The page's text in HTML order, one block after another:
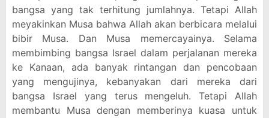
bangsa yang tak terhitung jumlahnya. Tetapi Allah
meyakinkan Musa bahwa Allah akan berbicara melalui
bibir Musa. Dan Musa memercayainya. Selama
membimbing bangsa Israel dalam perjalanan mereka
ke Kanaan, ada banyak rintangan dan pencobaan
yang mengujinya, kebanyakan dari mereka dari
bangsa Israel yang terus mengeluh. Tetapi Allah
membantu Musa dengan memberinya kuasa untuk